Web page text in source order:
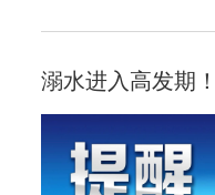
溺水进入高发期